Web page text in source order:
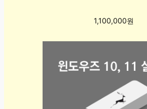
1,100,000원